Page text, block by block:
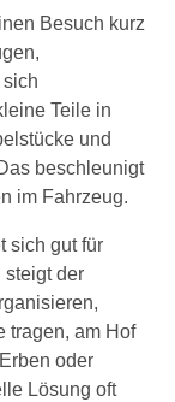
Besuch kurz
Teile in
und
beschleunigt
im Fahrzeug.
sich gut für
steigt der
tragen, am Hof
oder
Lösung oft